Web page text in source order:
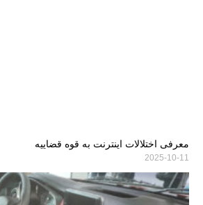
معرفی اختلالات اینترنت به قوه قضاییه
2025-10-11